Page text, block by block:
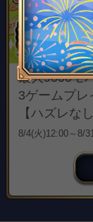
最大9000モ
3ゲームプレ
【ハズレな
8/4(火)12:00～8/